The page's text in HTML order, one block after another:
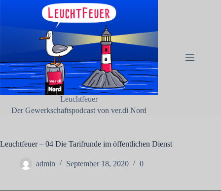
Impressum
Pressemitteilungen
Zur
Internetseite
von ver.di
Nord
Blinkfüer –
Eine
Leuchtfeuer
Der Gewerkschaftspodcast von ver.di Nord
Leuchtfeuer – 04 Die Tarifrunde im öffentlichen Dienst
admin September 18, 2020 0